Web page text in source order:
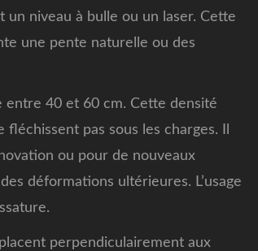
un niveau à bulle ou un laser. Cette
une pente naturelle ou des
entre 40 et 60 cm. Cette densité
pas sous les charges. Il
ou pour de nouveaux
déformations ultérieures. L’usage
perpendiculairement aux